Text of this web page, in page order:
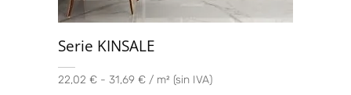
Serie KINSALE
22,02 € - 31,69 € / m² (sin IVA)